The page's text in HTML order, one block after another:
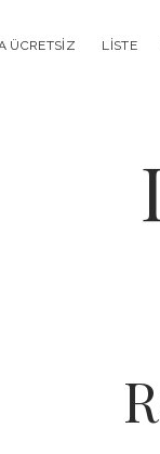
ÜCRETSIZ LISTE